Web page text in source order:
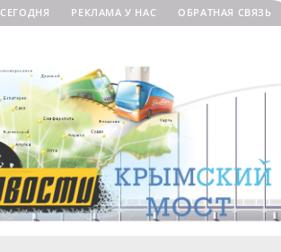
СЕГОДНЯ РЕКЛАМА У НАС ОБРАТНАЯ СВЯЗЬ